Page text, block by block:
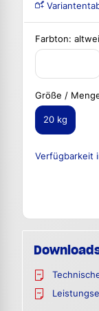
Farbton:
Größe /
20 kg
Verfügbarkeit